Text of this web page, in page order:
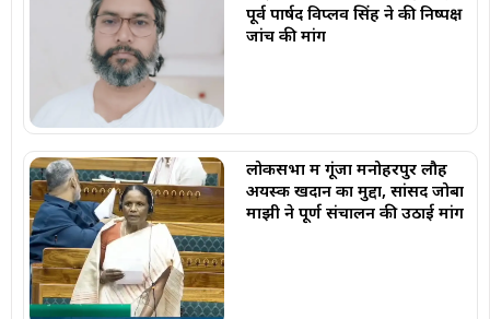
पूर्व पार्षद विप्लव सिंह ने की निष्पक्ष
जांच की मांग
लोकसभा में गूंजा मनोहरपुर लौह
अयस्क खदान का मुद्दा, सांसद जोबा
माझी ने पूर्ण संचालन की उठाई मांग